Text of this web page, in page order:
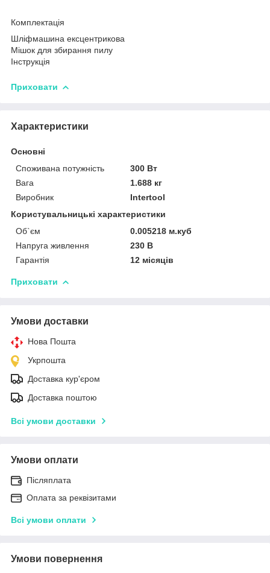
Комплектація
Шліфмашина ексцентрикова
Мішок для збирання пилу
Інструкція
Приховати
Характеристики
Основні
Споживана потужність
300 Вт
Вага
1.688 кг
Виробник
Intertool
Користувальницькі характеристики
Об`єм
0.005218 м.куб
Напруга живлення
230 В
Гарантія
12 місяців
Приховати
Умови доставки
Нова Пошта
Укрпошта
Доставка кур'єром
Доставка поштою
Всі умови доставки
Умови оплати
Післяплата
Оплата за реквізитами
Всі умови оплати
Умови повернення